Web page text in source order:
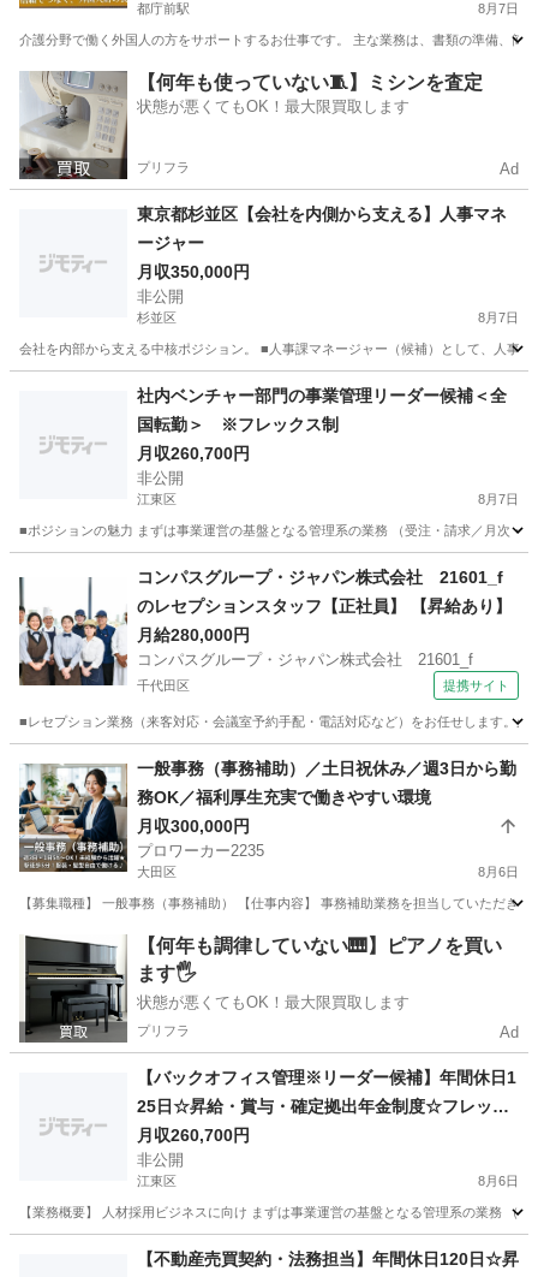
都庁前駅 8月7日
介護分野で働く外国人の方をサポートするお仕事です。 主な業務は、書類の準備、
東京 新宿区 都庁前駅 一般事務
【何年も使っていない🧵】ミシンを査定
状態が悪くてもOK！最大限買取します
プリフラ Ad
東京都杉並区【会社を内側から支える】人事マネ
ージャー
月収350,000円
非公開
杉並区 8月7日
会社を内部から支える中核ポジション。 ■人事課マネージャー（候補）として、人
人事 業務
社内ベンチャー部門の事業管理リーダー候補＜全
国転勤＞ ※フレックス制
月収260,700円
非公開
江東区 8月7日
■ポジションの魅力 まずは事業運営の基盤となる管理系の業務 （受注・請求／月次・
その他
コンパスグループ・ジャパン株式会社 21601_f
のレセプションスタッフ【正社員】 【昇給あり】
月給280,000円
コンパスグループ・ジャパン株式会社 21601_f
千代田区 提携サイト
■レセプション業務（来客対応・会議室予約手配・電話対応など）をお任せします。
受付
一般事務（事務補助）／土日祝休み／週3日から勤
務OK／福利厚生充実で働きやすい環境
月収300,000円
プロワーカー2235
大田区 8月6日
【募集職種】 一般事務（事務補助） 【仕事内容】 事務補助業務を担当していただき
東京 大田区 一般事務
【何年も調律していない🎹】ピアノを買い
ます🖐️
状態が悪くてもOK！最大限買取します
プリフラ Ad
【バックオフィス管理※リーダー候補】年間休日1
25日☆昇給・賞与・確定拠出年金制度☆フレック
スタイム制
月収260,700円
非公開
江東区 8月6日
【業務概要】 人材採用ビジネスに向け まずは事業運営の基盤となる管理系の業務 （
その他 業務
【不動産売買契約・法務担当】年間休日120日☆昇